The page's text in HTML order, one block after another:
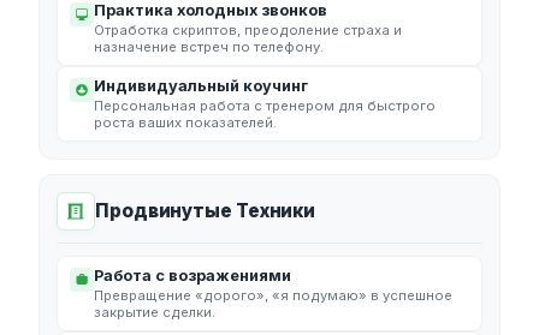
Практика холодных звонков
Отработка скриптов, преодоление страха и
назначение встреч по телефону.
Индивидуальный коучинг
Персональная работа с тренером для быстрого
роста ваших показателей.
Продвинутые Техники
Работа с возражениями
Превращение «дорого», «я подумаю» в успешное
закрытие сделки.